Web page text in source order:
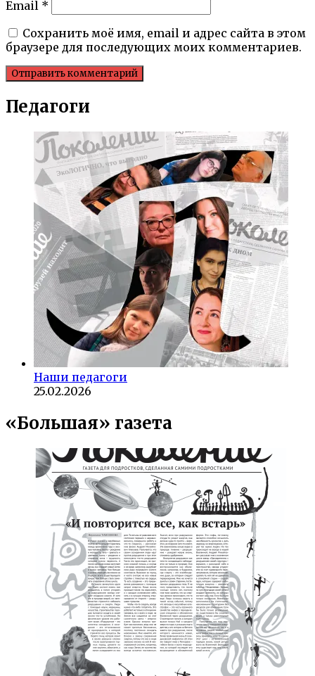
Email *
Сохранить моё имя, email и адрес сайта в этом
браузере для последующих моих комментариев.
Педагоги
Наши педагоги
25.02.2026
«Большая» газета